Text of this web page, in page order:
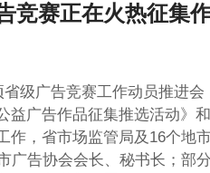
竞赛正在火热征集
级广告竞赛工作动员推进
益广告作品征集推选活动》
，省市场监管局及16个地
广告协会会长、秘书长；部